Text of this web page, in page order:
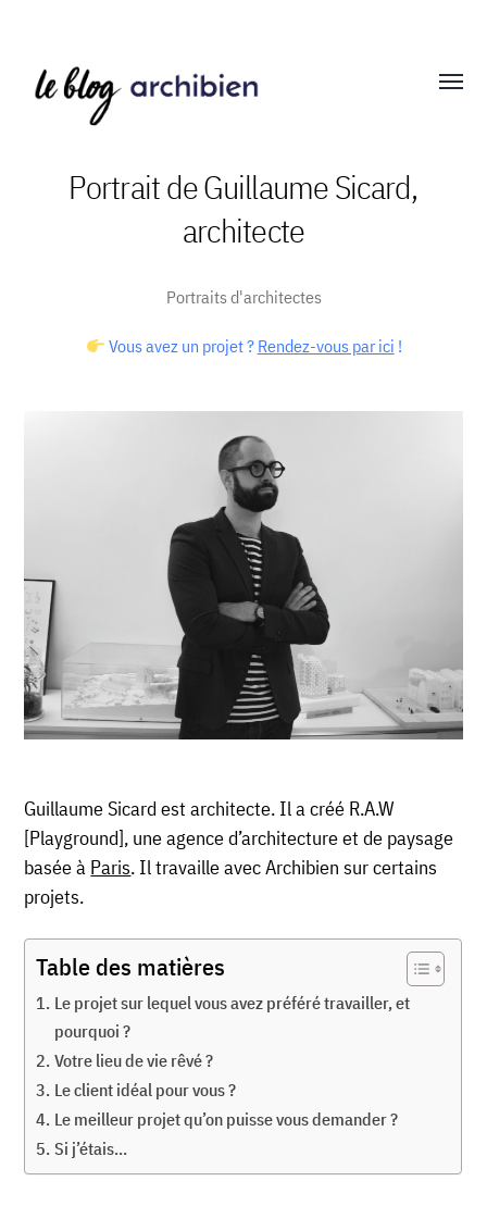
Portrait de Guillaume Sicard,
architecte
Portraits d'architectes
Vous avez un projet ? Rendez-vous par ici !
Guillaume Sicard est architecte. Il a créé R.A.W
[Playground], une agence d’architecture et de paysage
basée à Paris. Il travaille avec Archibien sur certains
projets.
Table des matières
Le projet sur lequel vous avez préféré travailler, et
pourquoi ?
Votre lieu de vie rêvé ?
Le client idéal pour vous ?
Le meilleur projet qu’on puisse vous demander ?
Si j’étais…